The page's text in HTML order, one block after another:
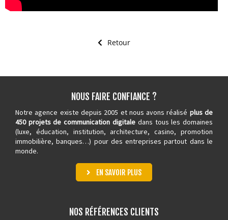
Retour
NOUS FAIRE CONFIANCE ?
Notre agence existe depuis 2005 et nous avons réalisé plus de
450 projets de communication digitale dans tous les domaines
(luxe, éducation, institution, architecture,casino, promotion
immobilière, banques…) pour des entreprises partout dans le
monde.
EN SAVOIR PLUS
NOS RÉFÉRENCES CLIENTS